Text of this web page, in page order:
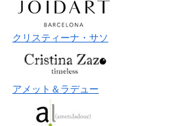
クリスティーナ・サソ
アメット＆ラデュー